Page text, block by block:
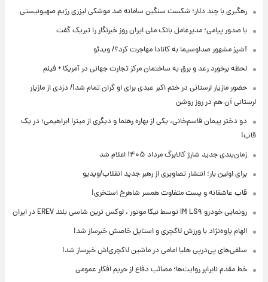
رهگیری با چند دلار؛ شکست سنگین سامانه ضد موشکی لیزری رژیم صهیونیستی
با صدور پیامی؛ مدیرعامل بانک ملی ایران روز خبرنگار را تبریک گفت
آشپز مشهور صداوسیما به کانادا مهاجرت کرد؟/ ویدئو
لحظه برخورد رعد و برق به ساختمان مرکز تجارت جهانی در آمریکا + فیلم
حضور مازیار لرستانی در ختم اکبر عبدی برای او گران تمام شد!/ دزدی از مازیار
لرستانی آن هم در روز روشن
دو دختر پیمان قاسم‌خانی، یکی از بهاره رهنما و دیگری از میترا ابراهیمی؛ در یک
قاب!
زمان‌بندی جدید شارژ کالابرگ مرداد ۱۴۰۵ اعلام شد
برای اولین بار؛ انتشار تصاویری از رهبر جدید انقلاب/ویدیو
قاب عاشقانه و پست متفاوت همسر شاهرخ استخری!
رونمایی خودرو IM LS۹ توسط نیکا موتور ، لوکس ترین شاسی بلند EREV در ایران
الهام پاوه‌نژاد با ورزش لاکچری و استایل خاصش خبرساز شد!
سلفی‌های پی‌درپی هلیا امامی در ماشین لاکچری‌اش خبرساز شد!
خط مقدم نابرابر روایت‌ها؛ مصائب دفاع از حریم افکار عمومی